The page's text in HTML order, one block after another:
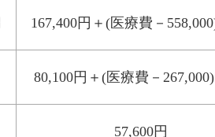
167,400円＋(医療費－
80,100円＋(医療費－
57,600円